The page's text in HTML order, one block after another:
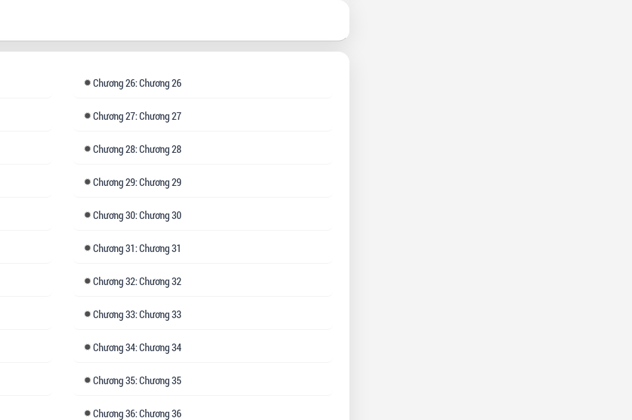
Chỉ là… cô nên trị bệnh "dính người" của Yến Đông Nhạc thế
Chương26: Chương 26
Chương27: Chương 27
Chương28: Chương 28
Chương29: Chương 29
Chương30: Chương 30
Chương31: Chương 31
Chương32: Chương 32
Chương33: Chương 33
Chương34: Chương 34
Chương35: Chương 35
Chương36: Chương 36